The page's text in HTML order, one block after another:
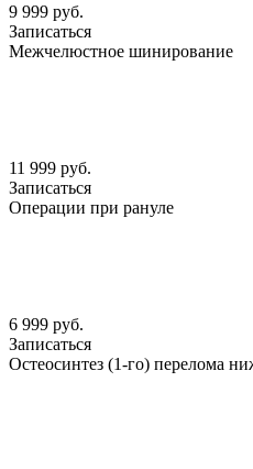
9 999 руб.
Записаться
Межчелюстное шинирование
11 999 руб.
Записаться
Операции при рануле
6 999 руб.
Записаться
Остеосинтез (1-го) перелома